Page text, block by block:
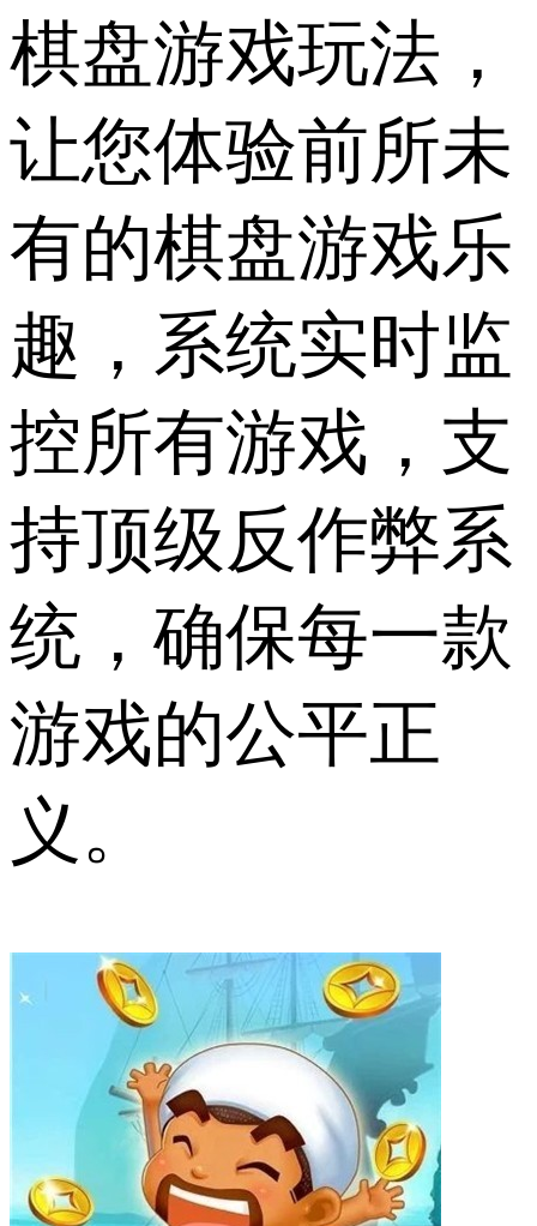
棋盘游戏玩法，
让您体验前所未
有的棋盘游戏乐
趣，系统实时监
控所有游戏，支
持顶级反作弊系
统，确保每一款
游戏的公平正
义。